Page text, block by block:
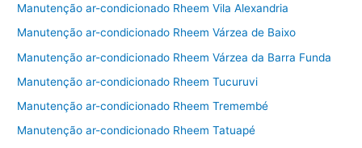
Manutenção ar-condicionado Rheem Vila Alexandria
Manutenção ar-condicionado Rheem Várzea de Baixo
Manutenção ar-condicionado Rheem Várzea da Barra Funda
Manutenção ar-condicionado Rheem Tucuruvi
Manutenção ar-condicionado Rheem Tremembé
Manutenção ar-condicionado Rheem Tatuapé